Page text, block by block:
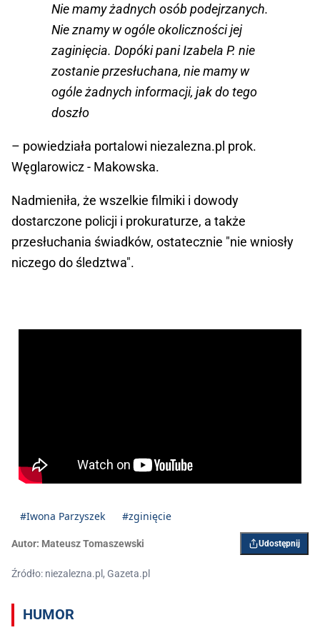
Nie mamy żadnych osób podejrzanych.
Nie znamy w ogóle okoliczności jej
zaginięcia. Dopóki pani Izabela P. nie
zostanie przesłuchana, nie mamy w
ogóle żadnych informacji, jak do tego
doszło
– powiedziała portalowi niezalezna.pl prok.
Węglarowicz - Makowska.
Nadmieniła, że wszelkie filmiki i dowody
dostarczone policji i prokuraturze, a także
przesłuchania świadków, ostatecznie "nie wniosły
niczego do śledztwa".
#Iwona Parzyszek #zginięcie
Autor: Mateusz Tomaszewski Udostępnij
Źródło: niezalezna.pl, Gazeta.pl
HUMOR